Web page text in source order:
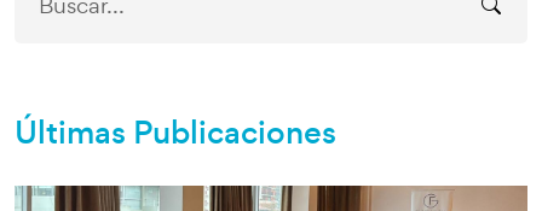
Últimas Publicaciones